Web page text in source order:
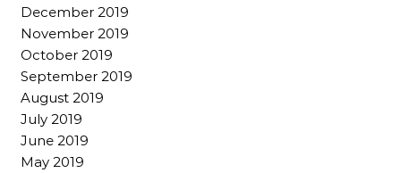
December 2019
November 2019
October 2019
September 2019
August 2019
July 2019
June 2019
May 2019